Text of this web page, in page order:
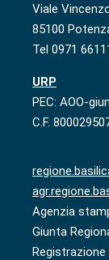
Viale
85100
Tel 0971
URP
PEC: AOO-
C.F.
Agenzia
Giunta
Registrazione